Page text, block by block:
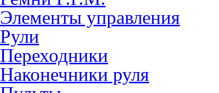
Элементы управления
Рули
Переходники
Наконечники руля